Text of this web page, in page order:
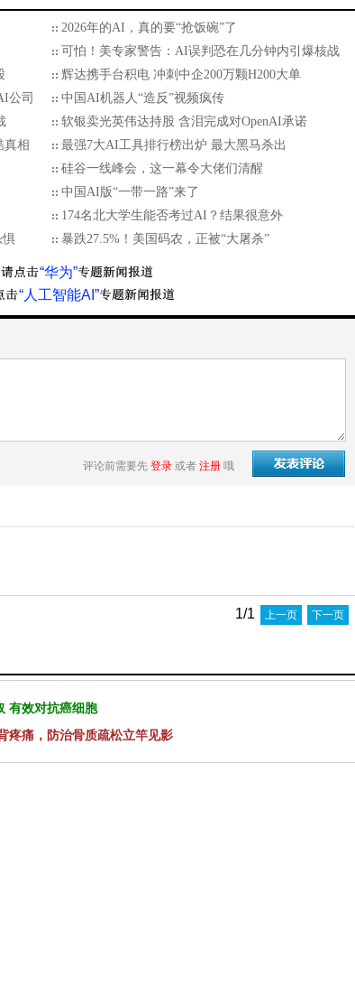
2026年的AI，真的要“抢饭碗”了
可怕！美专家警告：AI误判恐在几分钟内引爆核战
辉达携手台积电 冲刺中企200万颗H200大单
公司
中国AI机器人“造反”视频疯传
软银卖光英伟达持股 含泪完成对OpenAI承诺
真相
最强7大AI工具排行榜出炉 最大黑马杀出
硅谷一线峰会，这一幕令大佬们清醒
中国AI版“一带一路”来了
174名北大学生能否考过AI？结果很意外
惧
暴跌27.5%！美国码农，正被“大屠杀”
“华为”
“人工智能AI”
评论前需要先 登录 或者 注册 哦
1/1 上一页 下一页
有效对抗癌细胞
疼痛，防治骨质疏松立竿见影